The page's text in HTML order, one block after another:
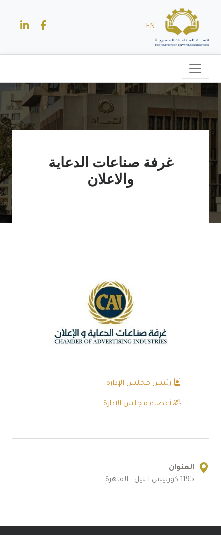
EN
غرفة صناعات الدعاية
والاعلان
رئيس مجلس الإدارة
أعضاء مجلس الإدارة
العنوان
1195 كورنيش النيل - القاهرة